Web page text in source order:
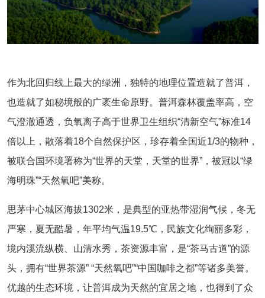
作为北回归线上最大的绿洲，独特的地理位置造就了普洱，
也造就了如秘境般的广袤生命原野。普洱森林覆盖率高，空
气澄澈通透，负氧离子高于世界卫生组织“清新空气”标准14
倍以上，散落着18个自然保护区，珍存着全国近1/3的物种，
被联合国环境署称为“世界的天堂，天堂的世界”，被冠以“绿
海明珠”“天然氧吧”美称。
思茅中心城区海拔1302米，是典型的亚热带湿润气候，冬无
严寒，夏无酷暑，年平均气温19.5℃，民族文化绚丽多彩，
境内溪流纵横、山清水秀，茶资源丰富，是“茶马古道”的源
头，拥有“世界茶源” “天然氧吧”“中国咖啡之都”等诸多美誉。
优越的生态环境，让普洱成为天然的宜居之地，也得到了众